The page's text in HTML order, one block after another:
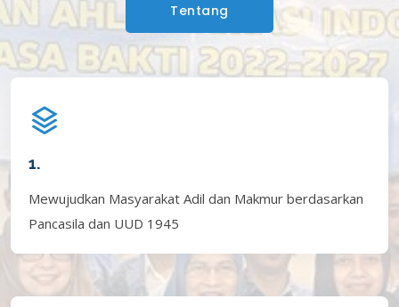
Tentang
1.
Mewujudkan Masyarakat Adil dan Makmur berdasarkan
Pancasila dan UUD 1945